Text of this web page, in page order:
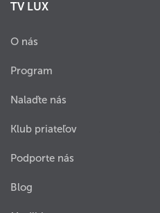
TV LUX
O nás
Program
Nalaďte nás
Klub priateľov
Podporte nás
Blog